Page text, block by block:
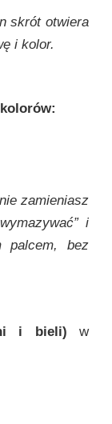
skrót otwiera
i kolor.
zamieniasz
i
palcem, bez
i bieli) w